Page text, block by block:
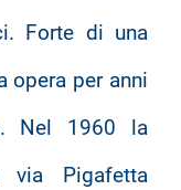
Forte di una
opera per anni
Nel 1960 la
via Pigafetta